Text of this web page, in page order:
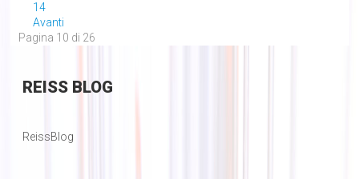
14
Avanti
Pagina 10 di 26
REISSBLOG
ReissBlog